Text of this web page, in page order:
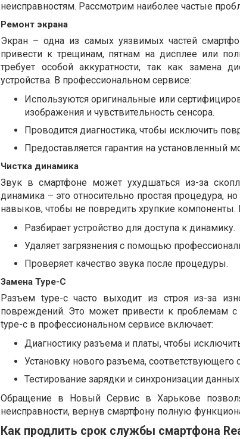
неисправностям. Рассмотрим наиболее частые
Ремонт экрана
Экран – одна из самых уязвимых частей
привести к трещинам, пятнам на дисплее или
требует особой аккуратности, так как замена
устройства. В профессиональном сервисе:
Используются оригинальные или
изображения и чувствительность сенсора.
Проводится диагностика, чтобы исключить
Предоставляется гарантия на установленный
Чистка динамика
Звук в смартфоне может ухудшаться из-за
динамика – это относительно простая процедура,
навыков, чтобы не повредить хрупкие компоненты.
Разбирает устройство для доступа к динамику.
Удаляет загрязнения с помощью
Проверяет качество звука после процедуры.
Замена Type-C
Разъем type-c часто выходит из строя из-за
повреждений. Это может привести к проблемам
type-c в профессиональном сервисе включает:
Диагностику разъема и платы, чтобы
Установку нового разъема, соответствующего
Тестирование зарядки и синхронизации
Обращение в Новый Сервис в Харькове
неисправности, вернув смартфону полную
Как продлить срок службы смартфона